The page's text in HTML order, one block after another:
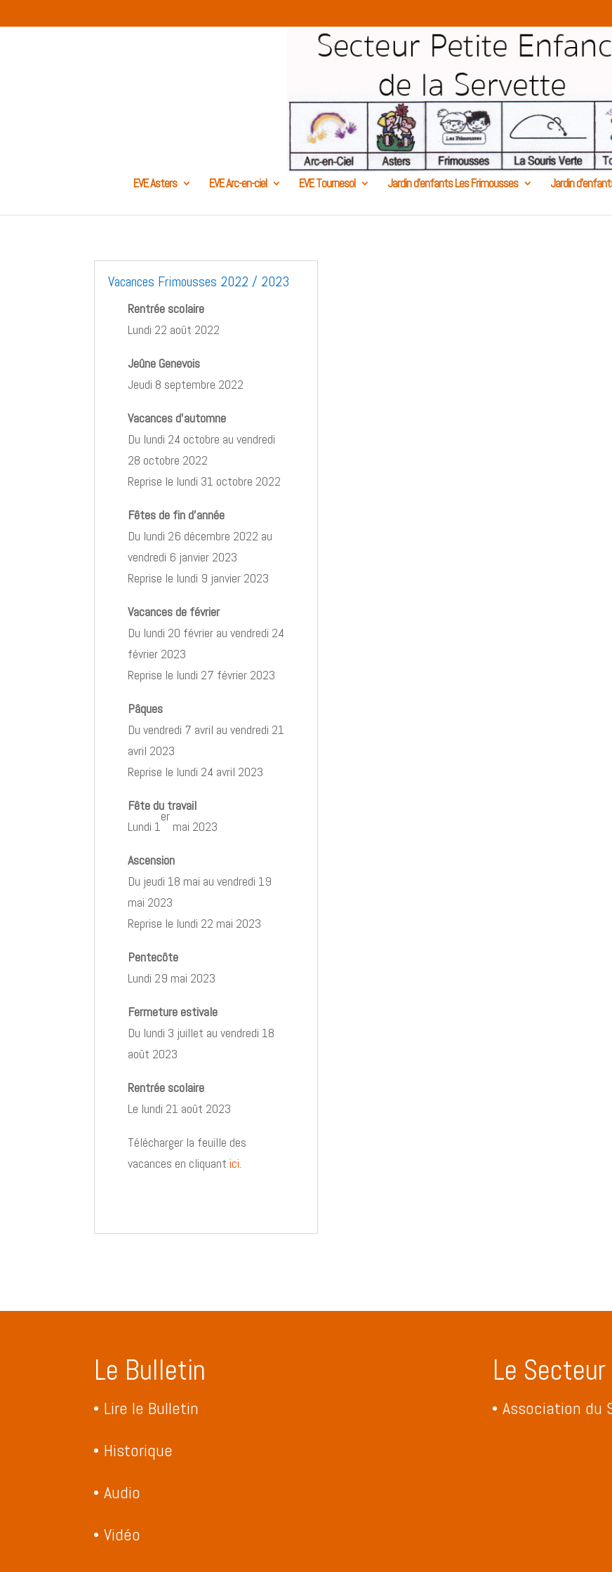
EVE Asters EVE Arc-en-ciel EVE Tournesol Jardin d’enfants Les Frimousses Jardin
Vacances Frimousses 2022 / 2023
Rentrée scolaire
Lundi 22 août 2022
Jeûne Genevois
Jeudi 8 septembre 2022
Vacances d’automne
Du lundi 24 octobre au vendredi
28 octobre 2022
Reprise le lundi 31 octobre 2022
Fêtes de fin d’année
Du lundi 26 décembre 2022 au
vendredi 6 janvier 2023
Reprise le lundi 9 janvier 2023
Vacances de février
Du lundi 20 février au vendredi 24
février 2023
Reprise le lundi 27 février 2023
Pâques
Du vendredi 7 avril au vendredi 21
avril 2023
Reprise le lundi 24 avril 2023
Fête du travail
Lundi 1
er
mai 2023
Ascension
Du jeudi 18 mai au vendredi 19
mai 2023
Reprise le lundi 22 mai 2023
Pentecôte
Lundi 29 mai 2023
Fermeture estivale
Du lundi 3 juillet au vendredi 18
août 2023
Rentrée scolaire
Le lundi 21 août 2023
Télécharger la feuille des
vacances en cliquantici.
Le Bulletin
Lire le Bulletin
Historique
Audio
Vidéo
Le Secteur
Association du